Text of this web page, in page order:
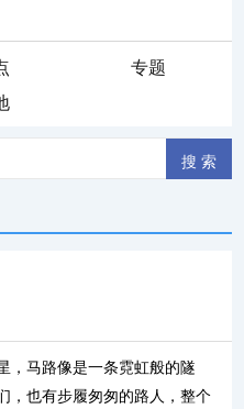
专题
，马路像是一条霓虹般的隧
，也有步履匆匆的路人，整个